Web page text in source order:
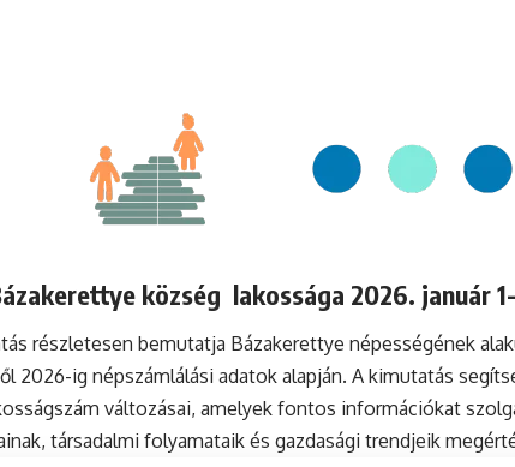
község lakossága 2026. január
részletesen bemutatja Bázakerettye népességének
2026-ig népszámlálási adatok alapján. A kimutatás
változásai, amelyek fontos információkat
társadalmi folyamataik és gazdasági trendjeik